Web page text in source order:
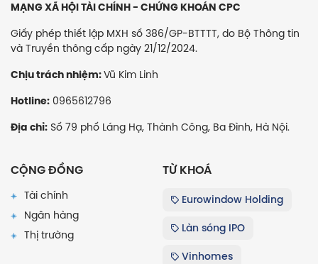
MẠNG XÃ HỘI TÀI CHÍNH - CHỨNG KHOÁN CPC
Giấy phép thiết lập MXH số 386/GP-BTTTT, do Bộ Thông tin
và Truyền thông cấp ngày 21/12/2024.
Chịu trách nhiệm:Vũ Kim Linh
Hotline: 0965612796
Địa chỉ: Số 79 phố Láng Hạ, Thành Công, Ba Đình, Hà Nội.
CỘNG ĐỒNG
Tài chính
Ngân hàng
Thị trường
TỪ KHOÁ
Eurowindow Holding
Làn sóng IPO
Vinhomes